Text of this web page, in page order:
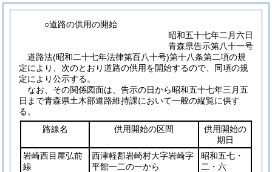
○道路の供用の開始
昭和五十七年二月六日
青森県告示第八十一号
道路法(昭和二十七年法律第百八十号)第十八条第二項の規
定により、次のとおり道路の供用を開始するので、同項の規
定により公示する。
なお、その関係図面は、告示の日から昭和五十七年三月五
日まで青森県土木部道路維持課において一般の縦覧に供す
る。
路線名
供用開始の区間
供用開始の
期日
岩崎西目屋弘前
線
西津軽郡岩崎村大字岩崎字
平館一二の一から
昭和五七・
二・六